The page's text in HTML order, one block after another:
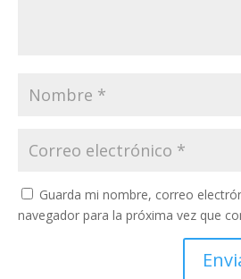
Guarda mi nombre, correo
navegador para la próxima vez que